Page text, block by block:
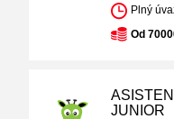
Plný
Od
JUNIOR